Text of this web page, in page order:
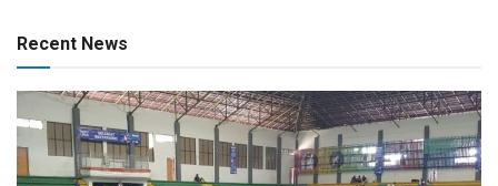
Recent News